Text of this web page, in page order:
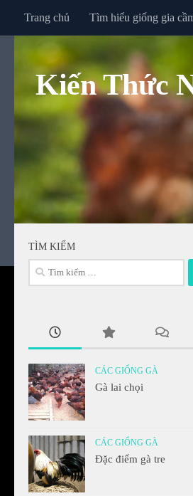
Skip to content
Trang chủ Tìm hiểu giống gia
Kiến Thức
TÌM KIẾM
Tìm
kiếm
CÁC GIỐNG GÀ
Gà lai chọi
CÁC GIỐNG GÀ
Đặc điểm gà tre